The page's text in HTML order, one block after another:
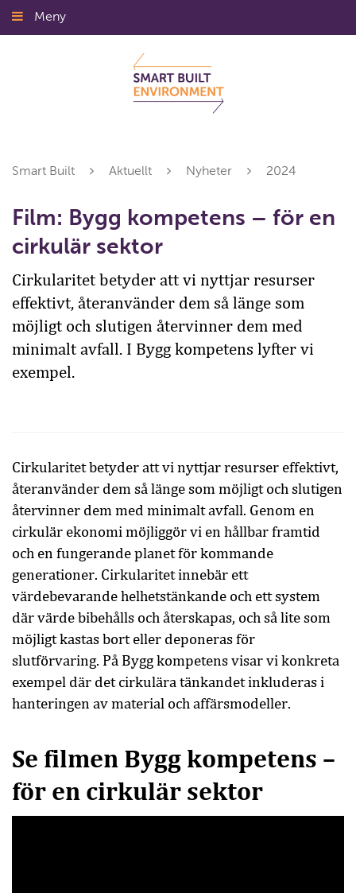
Gå
till
Meny
Smart Built Aktuellt Nyheter 2024
Film: Bygg kompetens – för en
cirkulär sektor
Cirkularitet betyder att vi nyttjar resurser
effektivt, återanvänder dem så länge som
möjligt och slutigen återvinner dem med
minimalt avfall. I Bygg kompetens lyfter vi
exempel.
Cirkularitet betyder att vi nyttjar resurser effektivt,
återanvänder dem så länge som möjligt och slutigen
återvinner dem med minimalt avfall. Genom en
cirkulär ekonomi möjliggör vi en hållbar framtid
och en fungerande planet för kommande
generationer. Cirkularitet innebär ett
värdebevarande helhetstänkande och ett system
där värde bibehålls och återskapas, och så lite som
möjligt kastas bort eller deponeras för
slutförvaring. På Bygg kompetens visar vi konkreta
exempel där det cirkulära tänkandet inkluderas i
hanteringen av material och affärsmodeller.
Se filmen Bygg kompetens –
för en cirkulär sektor